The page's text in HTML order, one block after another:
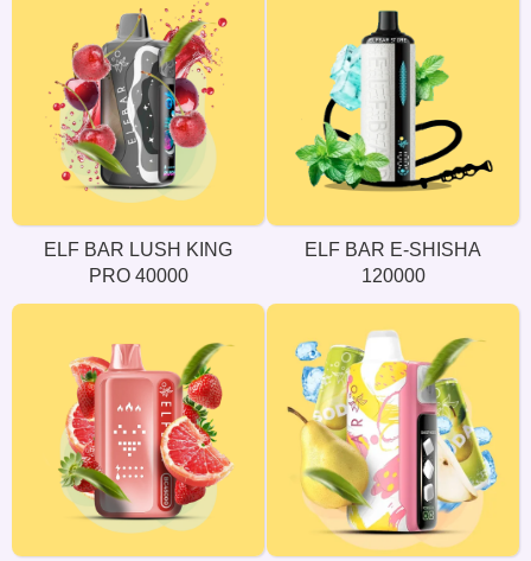
ELF BAR LUSH KING
PRO 40000
ELF BAR E-SHISHA
120000